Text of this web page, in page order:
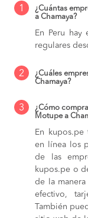
1
¿Cuántas
a Chamaya?
En Peru hay
regulares
2
¿Cuáles
Chamaya?
3
¿Cómo
Motupe a
En
en línea los
de las
kupos.pe o
de la
efectivo,
También